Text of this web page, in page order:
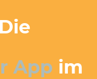
App im